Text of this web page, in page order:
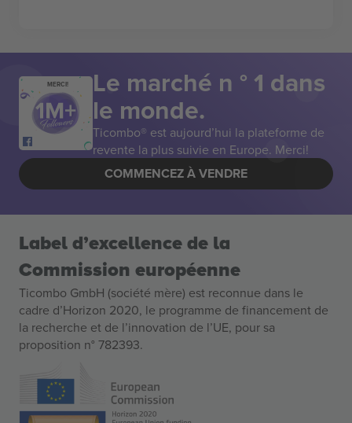
MERCI! Le marché n ° 1 dans
le monde.
Ticombo® est aujourd’hui la plateforme de
revente la plus suivie en Europe. Merci!
COMMENCEZ À VENDRE
Label d’excellence de la
Commission européenne
Ticombo GmbH (société mère) est reconnue dans le
cadre d’Horizon 2020, le programme de financement de
la recherche et de l’innovation de l’UE, pour sa
proposition n° 782393.